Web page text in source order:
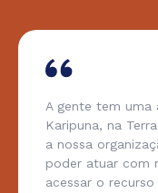
A gente tem uma
Karipuna, na
a nossa
poder atuar com
acessar o